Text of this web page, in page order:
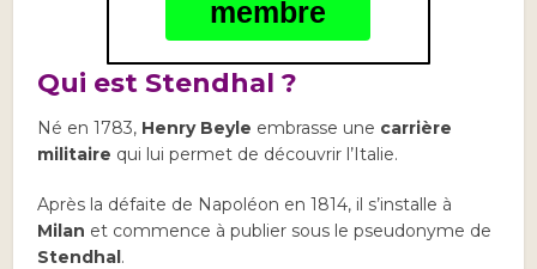
membre
Qui est Stendhal ?
Né en 1783, Henry Beyle embrasse une carrière
militaire qui lui permet de découvrir l’Italie.
Après la défaite de Napoléon en 1814, il s’installe à
Milan et commence à publier sous le pseudonyme de
Stendhal.